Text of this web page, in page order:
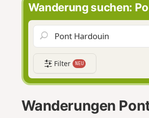
Wanderung suchen:
Filter NEU
Wanderungen